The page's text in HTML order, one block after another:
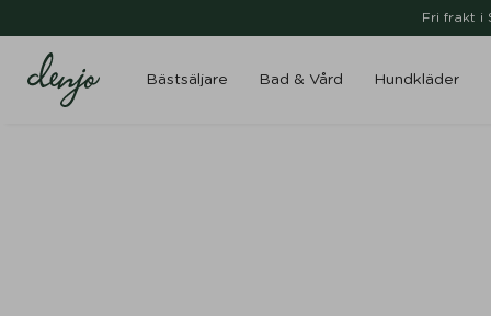
Fri frakt i
Bästsäljare Bad & Vård Hundkläder